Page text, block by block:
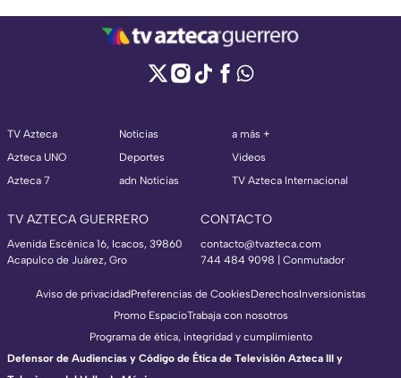
TV Azteca
Azteca UNO
Azteca 7
Noticias
Deportes
adn Noticias
a más +
Videos
TV Azteca Internacional
TV AZTECA GUERRERO
Avenida Escénica 16, Icacos, 39860
Acapulco de Juárez, Gro
CONTACTO
contacto@tvazteca.com
744 484 9098 | Conmutador
Aviso de privacidadPreferencias de CookiesDerechosInversionistas
Promo EspacioTrabaja con nosotros
Programa de ética, integridad y cumplimiento
Defensor de Audiencias y Código de Ética de Televisión Azteca III y